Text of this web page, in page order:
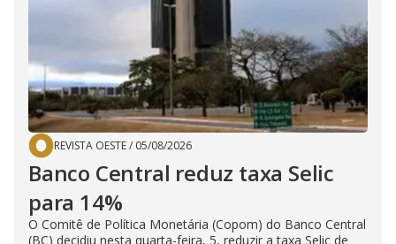
REVISTA OESTE/ 05/08/2026
Banco Central reduz taxa Selic
para 14%
O Comitê de Política Monetária (Copom) do Banco Central
(BC) decidiu nesta quarta-feira, 5, reduzir a taxa Selic de